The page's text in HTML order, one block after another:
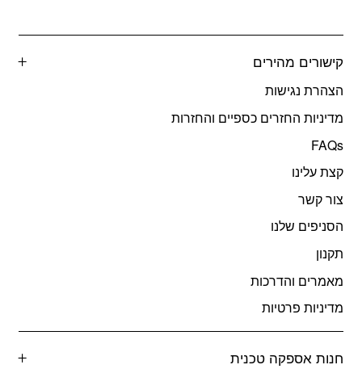
קישורים מהירים
הצהרת נגישות
מדיניות החזרים כספיים והחזרות
FAQs
קצת עלינו
צור קשר
הסניפים שלנו
תקנון
מאמרים והדרכות
מדיניות פרטיות
חנות אספקה טכנית